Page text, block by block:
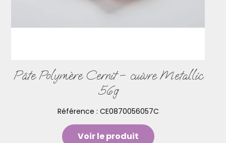
Pâte Polymère Cernit – cuivre Metallic
56g
Référence : CE0870056057C
Voir le produit